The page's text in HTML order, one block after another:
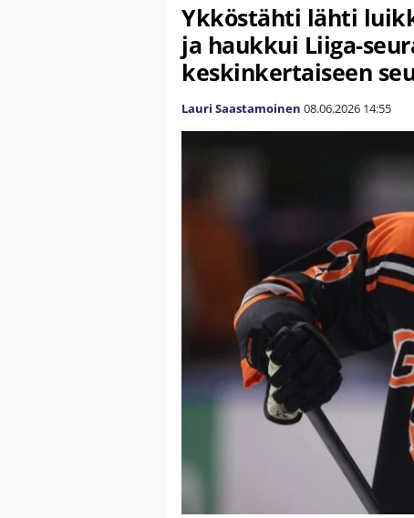
Ykköstähti lähti
ja haukkui Liiga-
keskinkertaiseen
Lauri Saastamoinen 08.06.2026 14:55